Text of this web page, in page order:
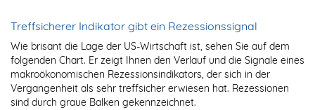
Treffsicherer Indikator gibt ein Rezessionssignal
Wie brisant die Lage der US-Wirtschaft ist, sehen Sie auf dem
folgenden Chart. Er zeigt Ihnen den Verlauf und die Signale eines
makroökonomischen Rezessionsindikators, der sich in der
Vergangenheit als sehr treffsicher erwiesen hat. Rezessionen
sind durch graue Balken gekennzeichnet.